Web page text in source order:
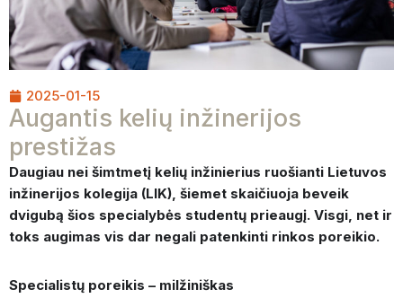
2025-01-15
Augantis kelių inžinerijos
prestižas
Daugiau nei šimtmetį kelių inžinierius ruošianti Lietuvos
inžinerijos kolegija (LIK), šiemet skaičiuoja beveik
dvigubą šios specialybės studentų prieaugį. Visgi, net ir
toks augimas vis dar negali patenkinti rinkos poreikio.
Specialistų poreikis – milžiniškas